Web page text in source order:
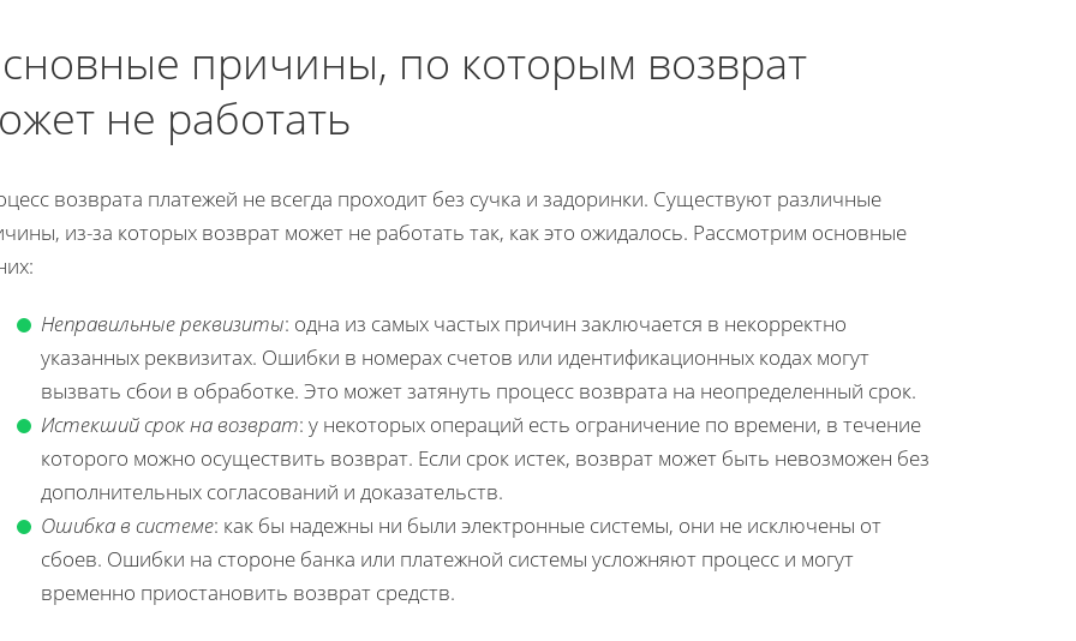
причины, по которым возврат
не работать
возврата платежей не всегда проходит без сучка и задоринки. Существуют различные
из-за которых возврат может не работать так, как это ожидалось. Рассмотрим основные
Неправильные реквизиты: одна из самых частых причин заключается в некорректно
указанных реквизитах. Ошибки в номерах счетов или идентификационных кодах могут
вызвать сбои в обработке. Это может затянуть процесс возврата на неопределенный срок.
Истекший срок на возврат: у некоторых операций есть ограничение по времени, в течение
которого можно осуществить возврат. Если срок истек, возврат может быть невозможен без
дополнительных согласований и доказательств.
Ошибка в системе: как бы надежны ни были электронные системы, они не исключены от
сбоев. Ошибки на стороне банка или платежной системы усложняют процесс и могут
временно приостановить возврат средств.